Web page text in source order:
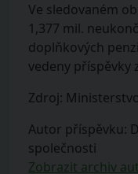
Ve sledovaném
1,377 mil.
doplňkových
vedeny příspěvky
Zdroj:
Autor příspěvku:
společnosti
Zobrazit archiv